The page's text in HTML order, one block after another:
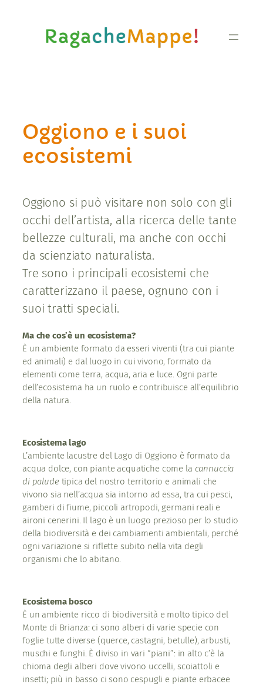
Oggiono e i suoi
ecosistemi
Oggiono si può visitare non solo con gli
occhi dell’artista, alla ricerca delle tante
bellezze culturali, ma anche con occhi
da scienziato naturalista.
Tre sono i principali ecosistemi che
caratterizzano il paese, ognuno con i
suoi tratti speciali.
Ma che cos’è un ecosistema?
È un ambiente formato da esseri viventi (tra cui piante
ed animali) e dal luogo in cui vivono, formato da
elementi come terra, acqua, aria e luce. Ogni parte
dell’ecosistema ha un ruolo e contribuisce all’equilibrio
della natura.
Ecosistema lago
L’ambiente lacustre del Lago di Oggiono è formato da
acqua dolce, con piante acquatiche come la cannuccia
di paludetipica del nostro territorio e animali che
vivono sia nell’acqua sia intorno ad essa, tra cui pesci,
gamberi di fiume, piccoli artropodi, germani reali e
aironi cenerini. Il lago è un luogo prezioso per lo studio
della biodiversità e dei cambiamenti ambientali, perché
ogni variazione si riflette subito nella vita degli
organismi che lo abitano.
Ecosistema bosco
È un ambiente ricco di biodiversità e molto tipico del
Monte di Brianza: ci sono alberi di varie specie con
foglie tutte diverse (querce, castagni, betulle), arbusti,
muschi e funghi. È diviso in vari “piani”: in alto c’è la
chioma degli alberi dove vivono uccelli, scoiattoli e
insetti; più in basso ci sono cespugli e piante erbacee